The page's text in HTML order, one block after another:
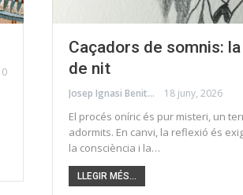
0
Caçadors de somnis:
de nit
Josep Ignasi Benito Climent 18 juny, 2026
El procés oníric és pur misteri, un
adormits. En canvi, la reflexió és
la consciència i la…
LLEGIR MÉS...